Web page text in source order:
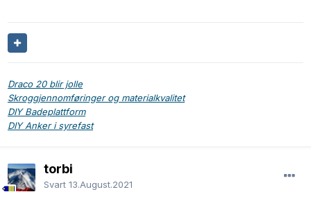
Draco 20 blir jolle
Skroggjennomføringer og materialkvalitet
DIY Badeplattform
DIY Anker i syrefast
torbi
Svart 13.August.2021